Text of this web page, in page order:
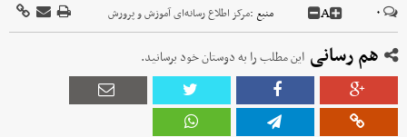
۰ A منبع :مرکز اطلاع رسانه‌ای آموزش و پرورش
هم رسانی این مطلب را به دوستان خود برسانید.